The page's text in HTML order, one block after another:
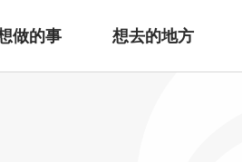
做的事 想去的地方